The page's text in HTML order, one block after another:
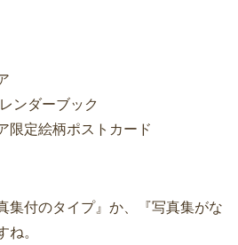
ンダーブック
限定絵柄ポストカード
集付のタイプ』か、『写真集がな
ね。